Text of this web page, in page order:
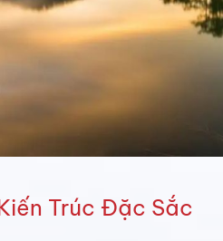
Trúc Đặc Sắc